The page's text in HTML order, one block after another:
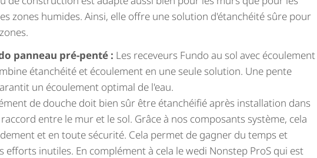
zones humides. Ainsi, elle offre une solution d'étanchéité sûre pour
panneau pré-penté : Les receveurs Fundo au sol avec écoulement
étanchéité et écoulement en une seule solution. Une pente
un écoulement optimal de l'eau.
de douche doit bien sûr être étanchéifié après installation dans
entre le mur et le sol. Grâce à nos composants système, cela
et en toute sécurité. Cela permet de gagner du temps et
efforts inutiles. En complément à cela le wedi Nonstep ProS qui est